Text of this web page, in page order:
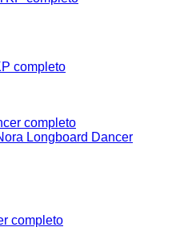
completo
completo